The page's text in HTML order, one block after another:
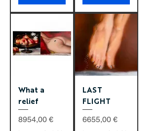
What a
relief
Precio
8954,00 €
LAST
FLIGHT
Precio
6655,00 €